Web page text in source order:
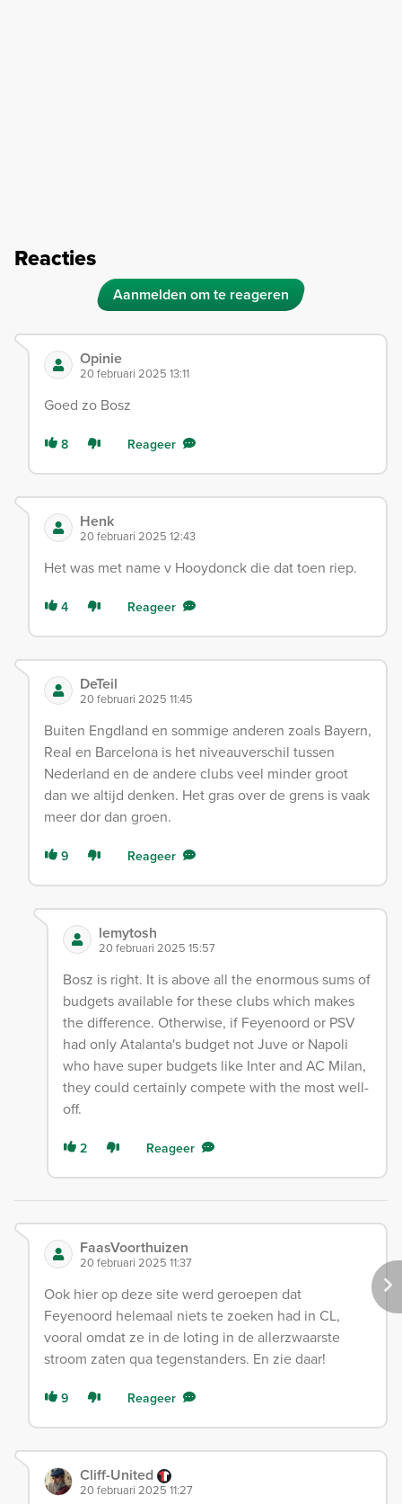
Reacties
Aanmelden om te reageren
Opinie
20 februari 2025 13:11
Goed zo Bosz
8 Reageer
Henk
20 februari 2025 12:43
Het was met name v Hooydonck die dat toen riep.
4 Reageer
DeTeil
20 februari 2025 11:45
Buiten Engdland en sommige anderen zoals Bayern,
Real en Barcelona is het niveauverschil tussen
Nederland en de andere clubs veel minder groot
dan we altijd denken. Het gras over de grens is vaak
meer dor dan groen.
9 Reageer
lemytosh
20 februari 2025 15:57
Bosz is right. It is above all the enormous sums of
budgets available for these clubs which makes
the difference. Otherwise, if Feyenoord or PSV
had only Atalanta's budget not Juve or Napoli
who have super budgets like Inter and AC Milan,
they could certainly compete with the most well-
off.
2 Reageer
FaasVoorthuizen
20 februari 2025 11:37
Ook hier op deze site werd geroepen dat
Feyenoord helemaal niets te zoeken had in CL,
vooral omdat ze in de loting in de allerzwaarste
stroom zaten qua tegenstanders. En zie daar!
9 Reageer
Cliff-United
20 februari 2025 11:27